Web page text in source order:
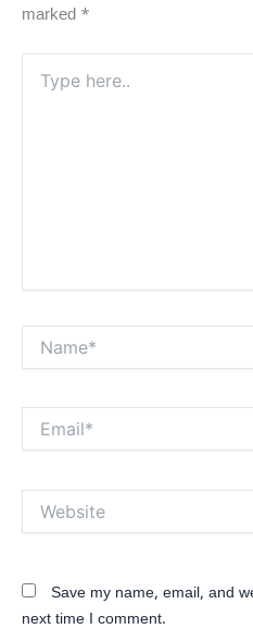
marked *
here..
Save my name, email, and
next time I comment.